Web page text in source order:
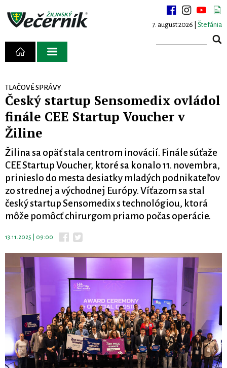
7. august 2026 | Štefánia
TLAČOVÉ SPRÁVY
Český startup Sensomedix ovládol
finále CEE Startup Voucher v
Žiline
Žilina sa opäť stala centrom inovácií. Finále súťaže
CEE Startup Voucher, ktoré sa konalo 11. novembra,
prinieslo do mesta desiatky mladých podnikateľov
zo strednej a východnej Európy. Víťazom sa stal
český startup Sensomedix s technológiou, ktorá
môže pomôcť chirurgom priamo počas operácie.
13.11.2025 | 09:00